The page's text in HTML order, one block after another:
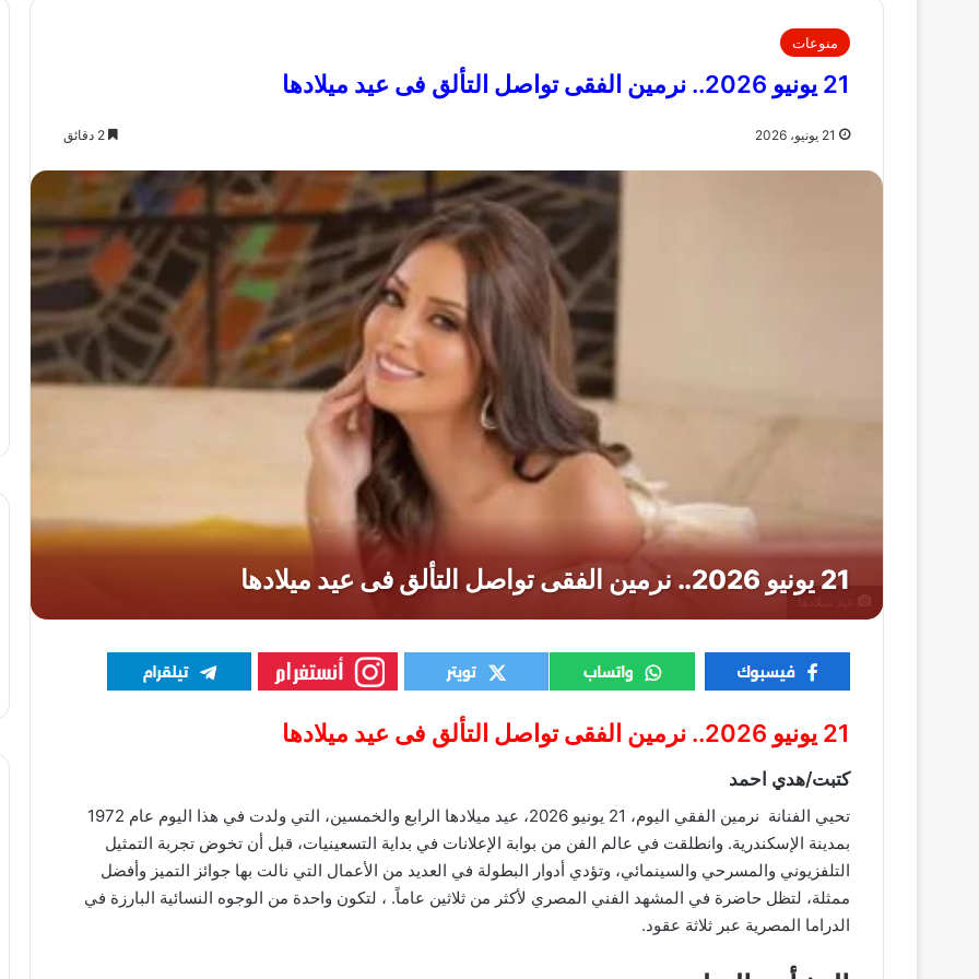
منوعات
21 يونيو 2026.. نرمين الفقى تواصل التألق فى عيد ميلادها
21 يونيو، 2026
عيد ميلادها
21 يونيو 2026.. نرمين الفقى تواصل التألق فى عيد ميلادها
كتبت/هدي احمد
تحيي الفنانة نرمين الفقي اليوم، 21 يونيو 2026، عيد ميلادها الرابع والخمسين، التي ولدت في هذا اليوم عام 1972
بمدينة الإسكندرية. وانطلقت في عالم الفن من بوابة الإعلانات في بداية التسعينيات، قبل أن تخوض تجربة التمثيل
التلفزيوني والمسرحي والسينمائي، وتؤدي أدوار البطولة في العديد من الأعمال التي نالت بها جوائز التميز وأفضل
ممثلة، لتظل حاضرة في المشهد الفني المصري لأكثر من ثلاثين عاماً. ، لتكون واحدة من الوجوه النسائية البارزة في
الدراما المصرية عبر ثلاثة عقود.